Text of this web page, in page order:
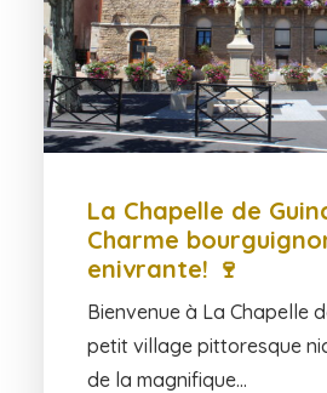
La Chapelle de
Charme
enivrante! 🍷
Bienvenue à La Chapelle
petit village pittoresque
de la magnifique…